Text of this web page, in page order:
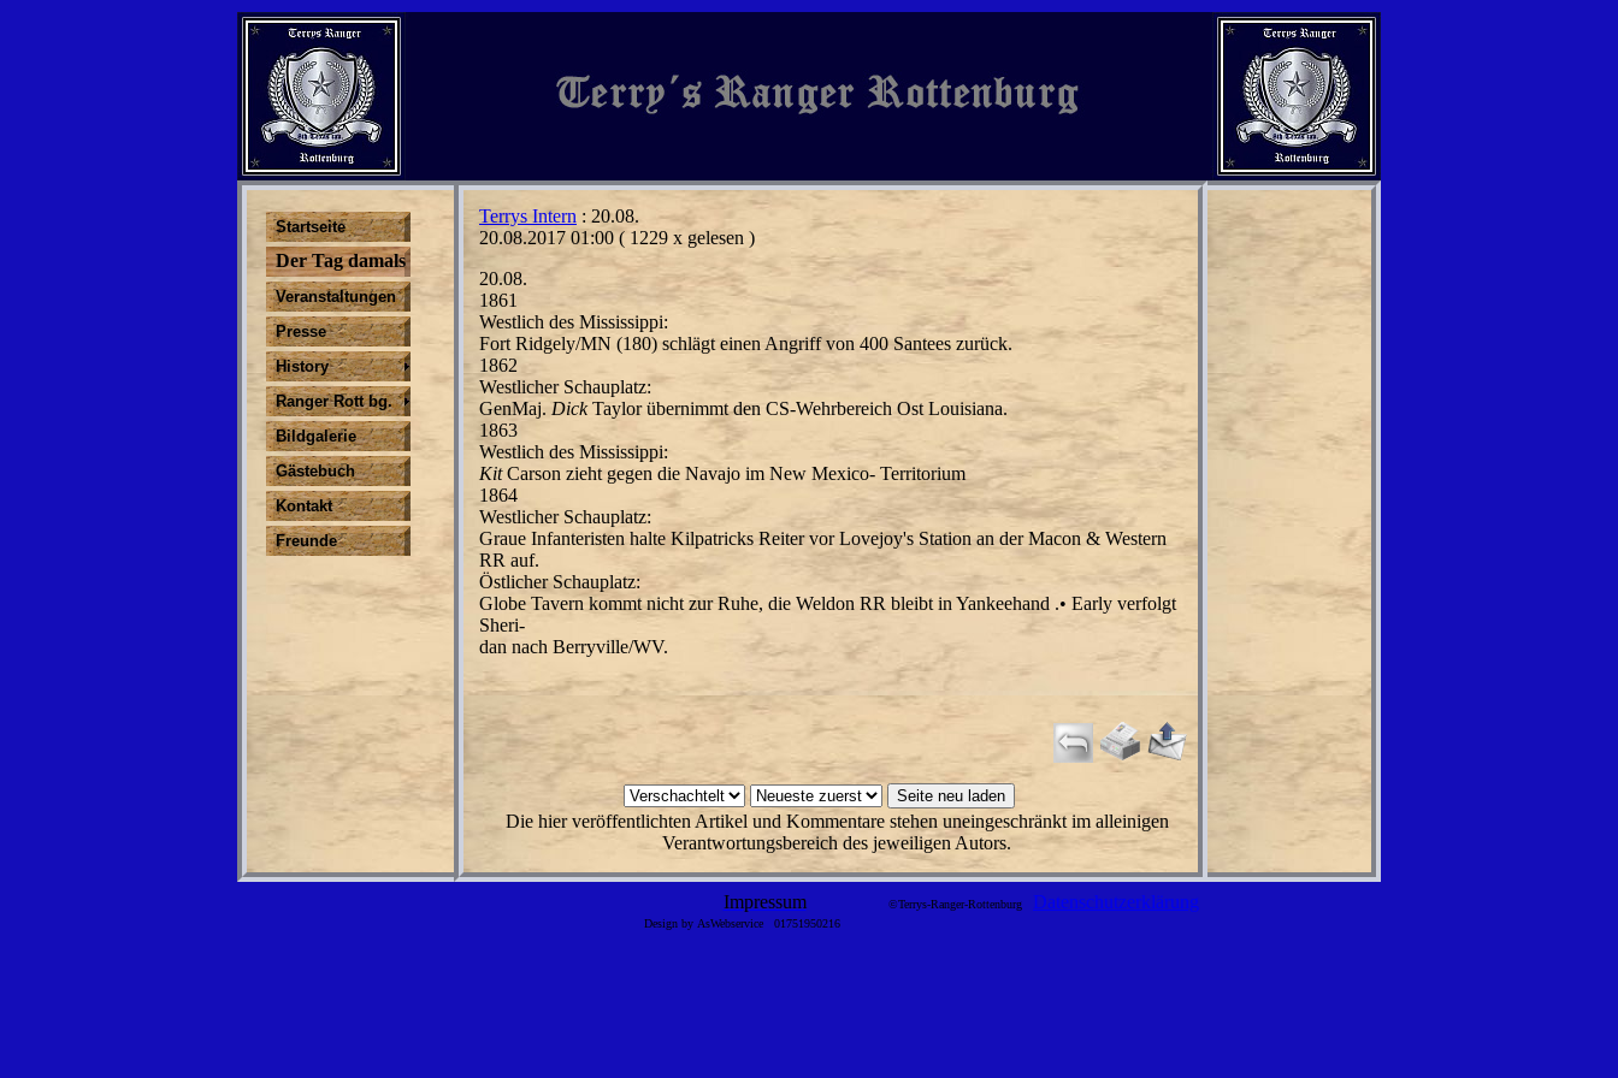
Startseite
Der Tag damals
Veranstaltungen
Presse
History
Ranger Rott bg.
Bildgalerie
Gästebuch
Kontakt
Freunde
Terrys Intern : 20.08.
20.08.2017 01:00 ( 1229 x gelesen )
20.08.
1861
Westlich des Mississippi:
Fort Ridgely/MN (180) schlägt einen Angriff von 400 Santees zurück.
1862
Westlicher Schauplatz:
GenMaj. DickTaylor übernimmt den CS-Wehrbereich Ost Louisiana.
1863
Westlich des Mississippi:
KitCarson zieht gegen die Navajo im New Mexico- Territorium
1864
Westlicher Schauplatz:
Graue Infanteristen halte Kilpatricks Reiter vor Lovejoy's Station an der Macon & Western
RR auf.
Östlicher Schauplatz:
Globe Tavern kommt nicht zur Ruhe, die Weldon RR bleibt in Yankeehand .• Early verfolgt
Sheri-
dan nach Berryville/WV.
Die hier veröffentlichten Artikel und Kommentare stehen uneingeschränkt im alleinigen
Verantwortungsbereich des jeweiligen Autors.
Impressum ©Terrys-Ranger-Rottenburg Datenschutzerklärung
Design by AsWebservice 01751950216